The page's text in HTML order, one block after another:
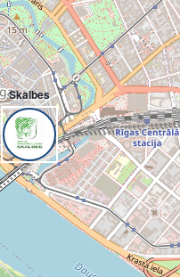
Skalbes